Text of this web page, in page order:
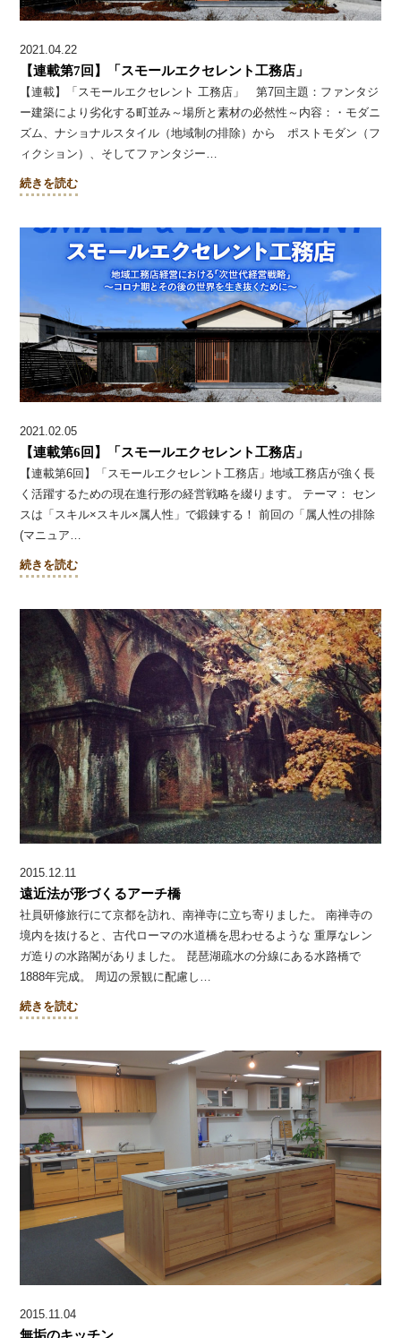
2021.04.22
【連載第7回】「スモールエクセレント工務店」
【連載】「スモールエクセレント 工務店」 第7回主題：ファンタジ
ー建築により劣化する町並み～場所と素材の必然性～内容：・モダニ
ズム、ナショナルスタイル（地域制の排除）から ポストモダン（フ
ィクション）、そしてファンタジー…
続きを読む
2021.02.05
【連載第6回】「スモールエクセレント工務店」
【連載第6回】「スモールエクセレント工務店」地域工務店が強く長
く活躍するための現在進行形の経営戦略を綴ります。 テーマ： セン
スは「スキル×スキル×属人性」で鍛錬する！ 前回の「属人性の排除
(マニュア…
続きを読む
2015.12.11
遠近法が形づくるアーチ橋
社員研修旅行にて京都を訪れ、南禅寺に立ち寄りました。 南禅寺の
境内を抜けると、古代ローマの水道橋を思わせるような 重厚なレン
ガ造りの水路閣がありました。 琵琶湖疏水の分線にある水路橋で
1888年完成。 周辺の景観に配慮し…
続きを読む
2015.11.04